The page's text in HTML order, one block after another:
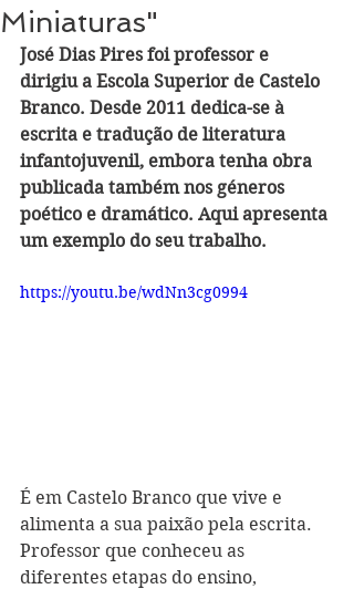
Miniaturas"
José Dias Pires foi professor e
dirigiu a Escola Superior de Castelo
Branco. Desde 2011 dedica-se à
escrita e tradução de literatura
infantojuvenil, embora tenha obra
publicada também nos géneros
poético e dramático. Aqui apresenta
um exemplo do seu trabalho.
https://youtu.be/wdNn3cg0994
É em Castelo Branco que vive e
alimenta a sua paixão pela escrita.
Professor que conheceu as
diferentes etapas do ensino,